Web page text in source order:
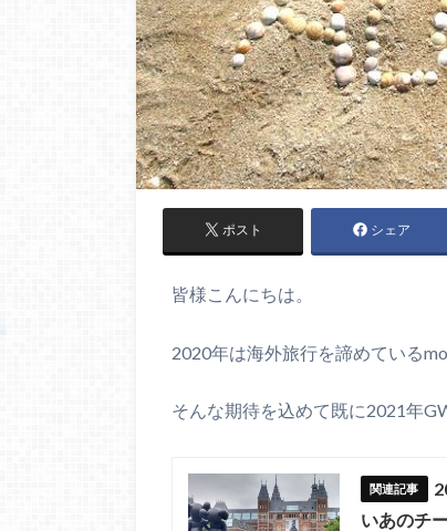
ポスト シェア
皆様こんにちは。
2020年は海外旅行を諦めている
そんな期待を込めて既に2021年
いあのチ